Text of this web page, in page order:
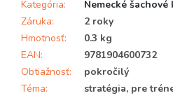
Kategória:
Nemecké šachové
Záruka:
2 roky
Hmotnosť:
0.3 kg
EAN:
9781904600732
Obtiažnosť:
pokročilý
Téma:
stratégia, pre